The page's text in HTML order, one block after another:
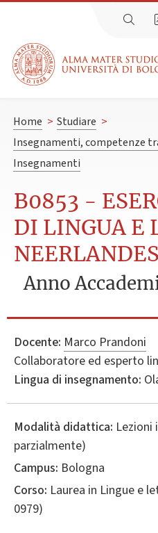
Home > Studiare >
Insegnamenti, competenze
Insegnamenti
B0853 -
DI LINGUA E
Anno
Docente: Marco Prandoni
Collaboratore ed esperto
Lingua di insegnamento:
Modalità didattica: Lezioni
parzialmente)
Campus: Bologna
Corso: Laurea in Lingue e
0979)